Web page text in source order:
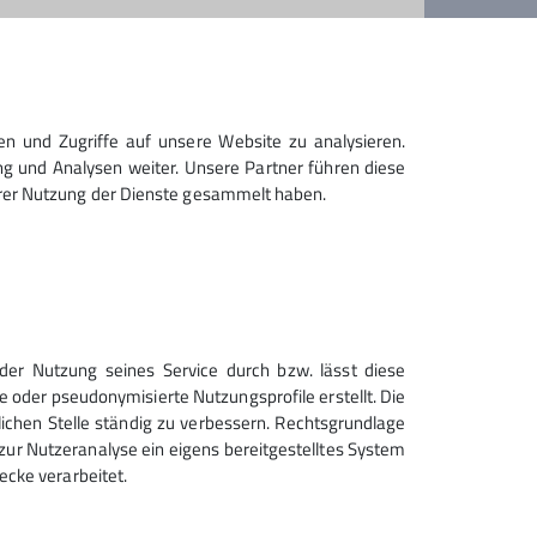
Sektion Geltendorf des
Deutschen Alpenvereins e.V.
Am Sportplatz 2
82269 Geltendorf
und Zugriffe auf unsere Website zu analysieren.
und Analysen weiter. Unsere Partner führen diese
Nutzung der Dienste gesammelt haben.
Nutzung seines Service durch bzw. lässt diese
oder pseudonymisierte Nutzungsprofile erstellt. Die
Stelle ständig zu verbessern. Rechtsgrundlage
Nutzeranalyse ein eigens bereitgestelltes System
verarbeitet.